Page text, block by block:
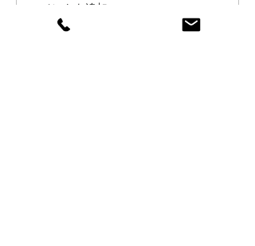
グラノーラの原材料を変
コメントを追加…